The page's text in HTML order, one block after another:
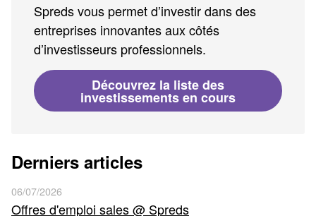
Spreds vous permet d’investir dans des
entreprises innovantes aux côtés
d’investisseurs professionnels.
Découvrez la liste des
investissements en cours
Derniers articles
06/07/2026
Offres d'emploi sales @ Spreds